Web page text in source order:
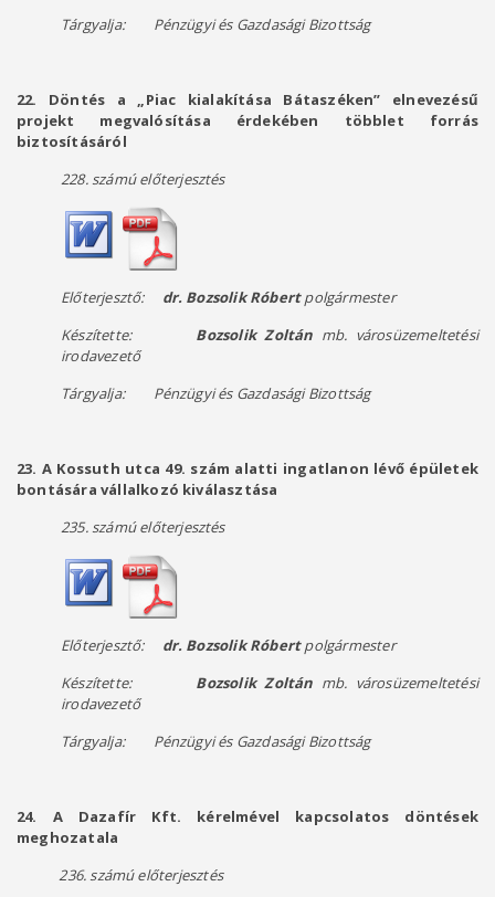
Tárgyalja: Pénzügyi és Gazdasági Bizottság
22. Döntés a „Piac kialakítása Bátaszéken” elnevezésű
projekt megvalósítása érdekében többlet forrás
biztosításáról
228. számú előterjesztés
Előterjesztő: dr. Bozsolik Róbertpolgármester
Készítette: Bozsolik Zoltán mb. városüzemeltetési
irodavezető
Tárgyalja: Pénzügyi és Gazdasági Bizottság
23. A Kossuth utca 49. szám alatti ingatlanon lévő épületek
bontására vállalkozó kiválasztása
235. számú előterjesztés
Előterjesztő: dr. Bozsolik Róbertpolgármester
Készítette: Bozsolik Zoltán mb. városüzemeltetési
irodavezető
Tárgyalja: Pénzügyi és Gazdasági Bizottság
24. A Dazafír Kft. kérelmével kapcsolatos döntések
meghozatala
236. számú előterjesztés